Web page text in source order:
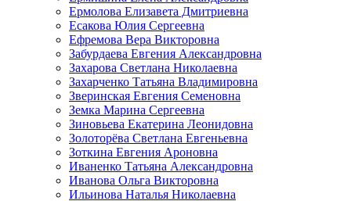
Ермолова Елизавета Дмитриевна
Есакова Юлия Сергеевна
Ефремова Вера Викторовна
Забурдаева Евгения Александровна
Захарова Светлана Николаевна
Захарченко Татьяна Владимировна
Зверинская Евгения Семеновна
Земка Марина Сергеевна
Зиновьева Екатерина Леонидовна
Золоторёва Светлана Евгеньевна
Зоткина Евгения Ароновна
Иваненко Татьяна Александровна
Иванова Ольга Викторовна
Ильинова Наталья Николаевна